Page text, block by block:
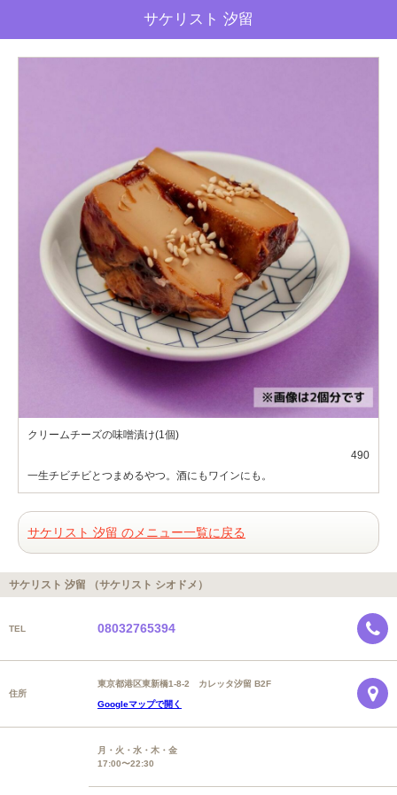
サケリスト 汐留
クリームチーズの味噌漬け(1個)
490
一生チビチビとつまめるやつ。酒にもワインにも。
サケリスト 汐留 のメニュー一覧に戻る
サケリスト 汐留 （サケリスト シオドメ）
TEL 08032765394
住所
東京都港区東新橋1-8-2 カレッタ汐留 B2F
Googleマップで開く
月・火・水・木・金
17:00〜22:30